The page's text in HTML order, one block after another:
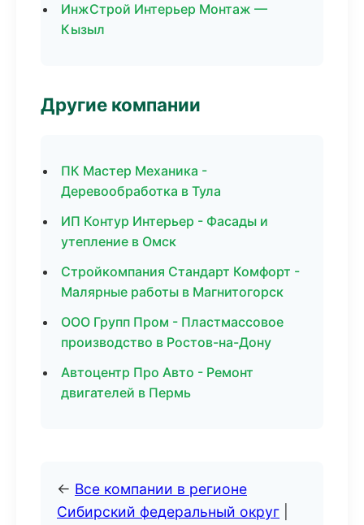
ИнжСтрой Интерьер Монтаж —
Кызыл
Другие компании
ПК Мастер Механика -
Деревообработка в Тула
ИП Контур Интерьер - Фасады и
утепление в Омск
Стройкомпания Стандарт Комфорт -
Малярные работы в Магнитогорск
ООО Групп Пром - Пластмассовое
производство в Ростов-на-Дону
Автоцентр Про Авто - Ремонт
двигателей в Пермь
← Все компании в регионе
Сибирский федеральный округ